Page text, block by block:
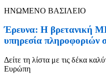
ΗΝΩΜΕΝΟ ΒΑΣΙΛΕΙΟ
Έρευνα: Η βρετανική
υπηρεσία πληροφοριών
Δείτε τη λίστα με τις δέκα
Ευρώπη